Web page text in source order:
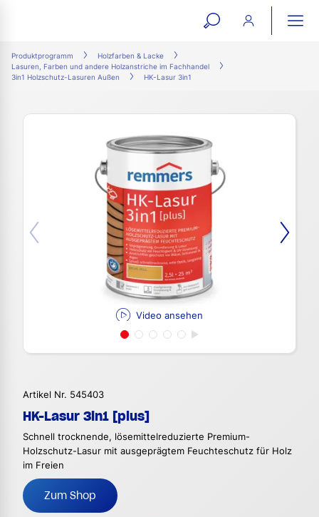
open
Produktprogramm
Holzfarben & Lacke
Lasuren, Farben und andere Holzanstriche im Fachhandel
3in1 Holzschutz-Lasuren Außen
HK-Lasur 3in1
Video ansehen
Artikel Nr. 545403
HK-Lasur 3in1 [plus]
Schnell trocknende, lösemittelreduzierte Premium-
Holzschutz-Lasur mit ausgeprägtem Feuchteschutz für Holz
im Freien
Zum Shop